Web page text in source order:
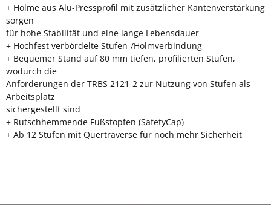
+ Holme aus Alu-Pressprofil mit zusätzlicher Kantenverstärkung
sorgen
für hohe Stabilität und eine lange Lebensdauer
+ Hochfest verbördelte Stufen-/Holmverbindung
+ Bequemer Stand auf 80 mm tiefen, profilierten Stufen,
wodurch die
Anforderungen der TRBS 2121-2 zur Nutzung von Stufen als
Arbeitsplatz
sichergestellt sind
+ Rutschhemmende Fußstopfen (SafetyCap)
+ Ab 12 Stufen mit Quertraverse für noch mehr Sicherheit